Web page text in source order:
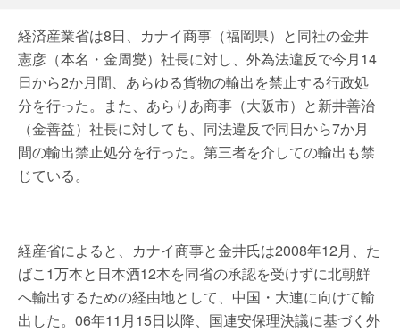
経済産業省は8日、カナイ商事（福岡県）と同社の金井
憲彦（本名・金周燮）社長に対し、外為法違反で今月14
日から2か月間、あらゆる貨物の輸出を禁止する行政処
分を行った。また、あらりあ商事（大阪市）と新井善治
（金善益）社長に対しても、同法違反で同日から7か月
間の輸出禁止処分を行った。第三者を介しての輸出も禁
じている。
経産省によると、カナイ商事と金井氏は2008年12月、た
ばこ1万本と日本酒12本を同省の承認を受けずに北朝鮮
へ輸出するための経由地として、中国・大連に向けて輸
出した。06年11月15日以降、国連安保理決議に基づく外